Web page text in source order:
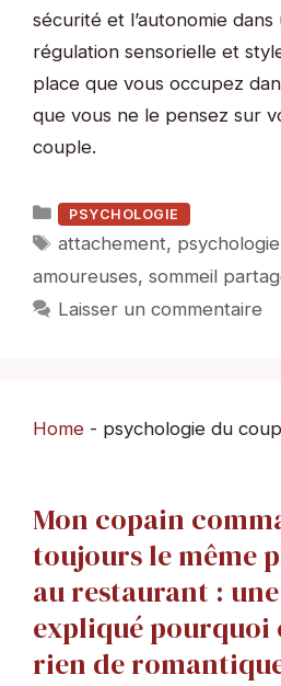
sécurité et l’autonomie
régulation sensorielle et
place que vous occupez
que vous ne le pensez sur
couple.
Catégories
PSYCHOLOGIE
Étiquettes
attachement,
amoureuses, sommeil
Laisser un commentaire
Home - psychologie du
Mon copain
toujours le même
au restaurant : une
expliqué pourquoi
rien de